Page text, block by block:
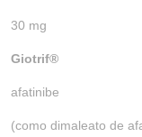
30 mg
Giotrif®
afatinibe
(como dimaleato de